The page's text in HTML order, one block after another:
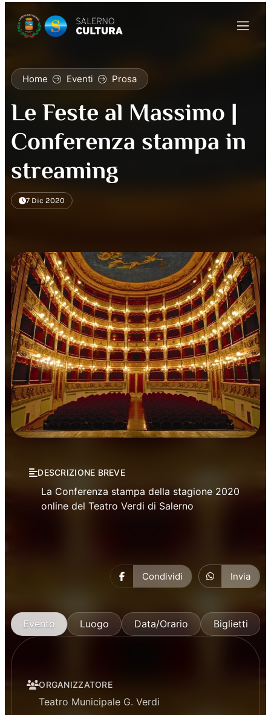
Home Eventi Prosa
Le Feste al Massimo |
Conferenza stampa in
streaming
7 Dic 2020
DESCRIZIONE BREVE
La Conferenza stampa della stagione 2020
online del Teatro Verdi di Salerno
Condividi Invia
Evento Luogo Data/Orario Biglietti
ORGANIZZATORE
Teatro Municipale G. Verdi